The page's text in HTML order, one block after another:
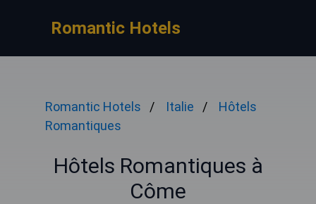
Romantic Hotels
Romantic Hotels Italie
Hôtels
Romantiques
Hôtels Romantiques à
Côme